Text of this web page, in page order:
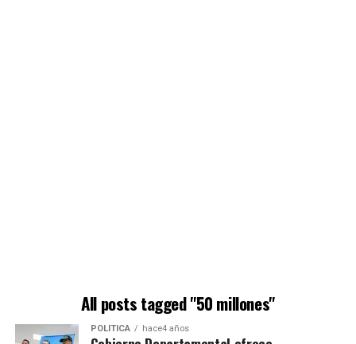
All posts tagged "50 millones"
POLÍTICA hace4 años